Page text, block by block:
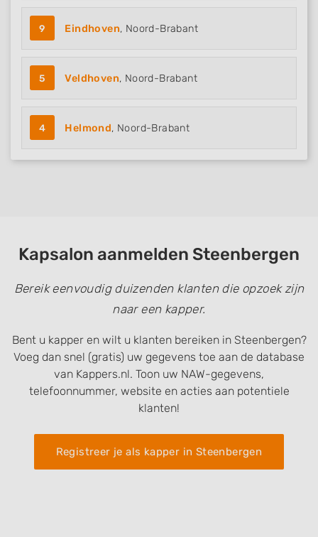
9 Eindhoven, Noord-Brabant
5 Veldhoven, Noord-Brabant
4 Helmond, Noord-Brabant
Kapsalon aanmelden Steenbergen
Bereik eenvoudig duizenden klanten die opzoek zijn
naar een kapper.
Bent u kapper en wilt u klanten bereiken in Steenbergen?
Voeg dan snel (gratis) uw gegevens toe aan de database
van Kappers.nl. Toon uw NAW-gegevens,
telefoonnummer, website en acties aan potentiele
klanten!
Registreer je als kapper in Steenbergen